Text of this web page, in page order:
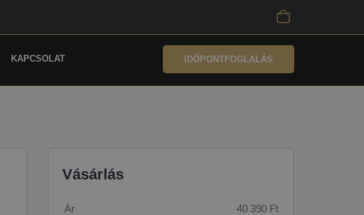
KAPCSOLAT IDŐPONTFOGLALÁS
Vásárlás
Ár 40 390 Ft